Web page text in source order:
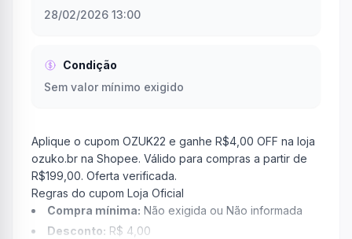
28/02/2026 13:00
Condição
Sem valor mínimo exigido
Aplique o cupom OZUK22 e ganhe R$4,00 OFF na loja
ozuko.br na Shopee. Válido para compras a partir de
R$199,00. Oferta verificada.
Regras do cupom Loja Oficial
Compra mínima: Não exigida ou Não informada
Desconto: R$ 4,00